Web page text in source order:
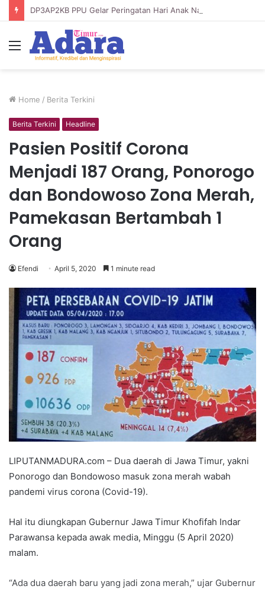
Menu
Home / Berita Terkini
Berita Terkini Headline
Pasien Positif Corona
Menjadi 187 Orang, Ponorogo
dan Bondowoso Zona Merah,
Pamekasan Bertambah 1
Orang
Efendi April 5, 2020 1 minute read
LIPUTANMADURA.com – Dua daerah di Jawa Timur, yakni
Ponorogo dan Bondowoso masuk zona merah wabah
pandemi virus corona (Covid-19).
Hal itu diungkapan Gubernur Jawa Timur Khofifah Indar
Parawansa kepada awak media, Minggu (5 April 2020)
malam.
“Ada dua daerah baru yang jadi zona merah,” ujar Gubernur